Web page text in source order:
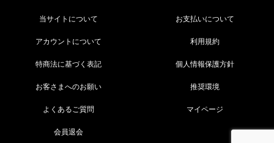
当サイトについて お支払いについて
アカウントについて 利用規約
特商法に基づく表記 個人情報保護方針
お客さまへのお願い 推奨環境
よくあるご質問 マイページ
会員退会